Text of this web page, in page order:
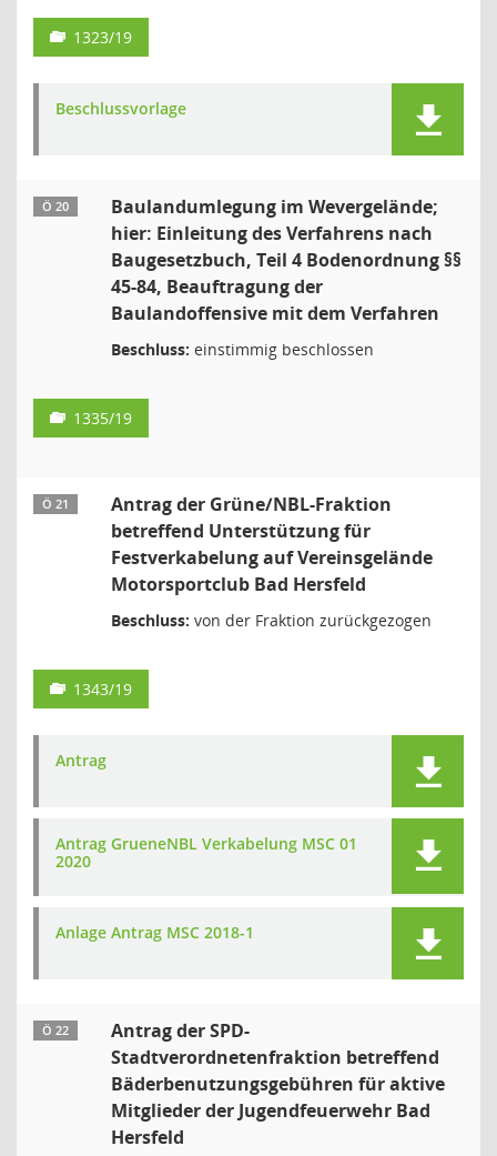
1323/19
Beschlussvorlage
Ö 20
Baulandumlegung im Wevergelände;
hier: Einleitung des Verfahrens nach
Baugesetzbuch, Teil 4 Bodenordnung §§
45-84, Beauftragung der
Baulandoffensive mit dem Verfahren
Beschluss: einstimmig beschlossen
1335/19
Ö 21
Antrag der Grüne/NBL-Fraktion
betreffend Unterstützung für
Festverkabelung auf Vereinsgelände
Motorsportclub Bad Hersfeld
Beschluss: von der Fraktion zurückgezogen
1343/19
Antrag
Antrag GrueneNBL Verkabelung MSC 01
2020
Anlage Antrag MSC 2018-1
Ö 22
Antrag der SPD-
Stadtverordnetenfraktion betreffend
Bäderbenutzungsgebühren für aktive
Mitglieder der Jugendfeuerwehr Bad
Hersfeld